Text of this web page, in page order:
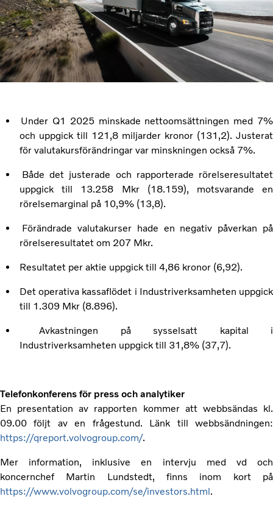
Under Q1 2025 minskade nettoomsättningen med 7%
och uppgick till 121,8 miljarder kronor (131,2). Justerat
för valutakursförändringar var minskningen också 7%.
Både det justerade och rapporterade rörelseresultatet
uppgick till 13.258 Mkr (18.159), motsvarande en
rörelsemarginal på 10,9% (13,8).
Förändrade valutakurser hade en negativ påverkan på
rörelseresultatet om 207 Mkr.
Resultatet per aktie uppgick till 4,86 kronor (6,92).
Det operativa kassaflödet i Industriverksamheten uppgick
till 1.309 Mkr (8.896).
Avkastningen på sysselsatt kapital i
Industriverksamheten uppgick till 31,8% (37,7).
Telefonkonferens för press och analytiker
En presentation av rapporten kommer att webbsändas kl.
09.00 följt av en frågestund. Länk till webbsändningen:
https://qreport.volvogroup.com/.
Mer information, inklusive en intervju med vd och
koncernchef Martin Lundstedt, finns inom kort på
https://www.volvogroup.com/se/investors.html.